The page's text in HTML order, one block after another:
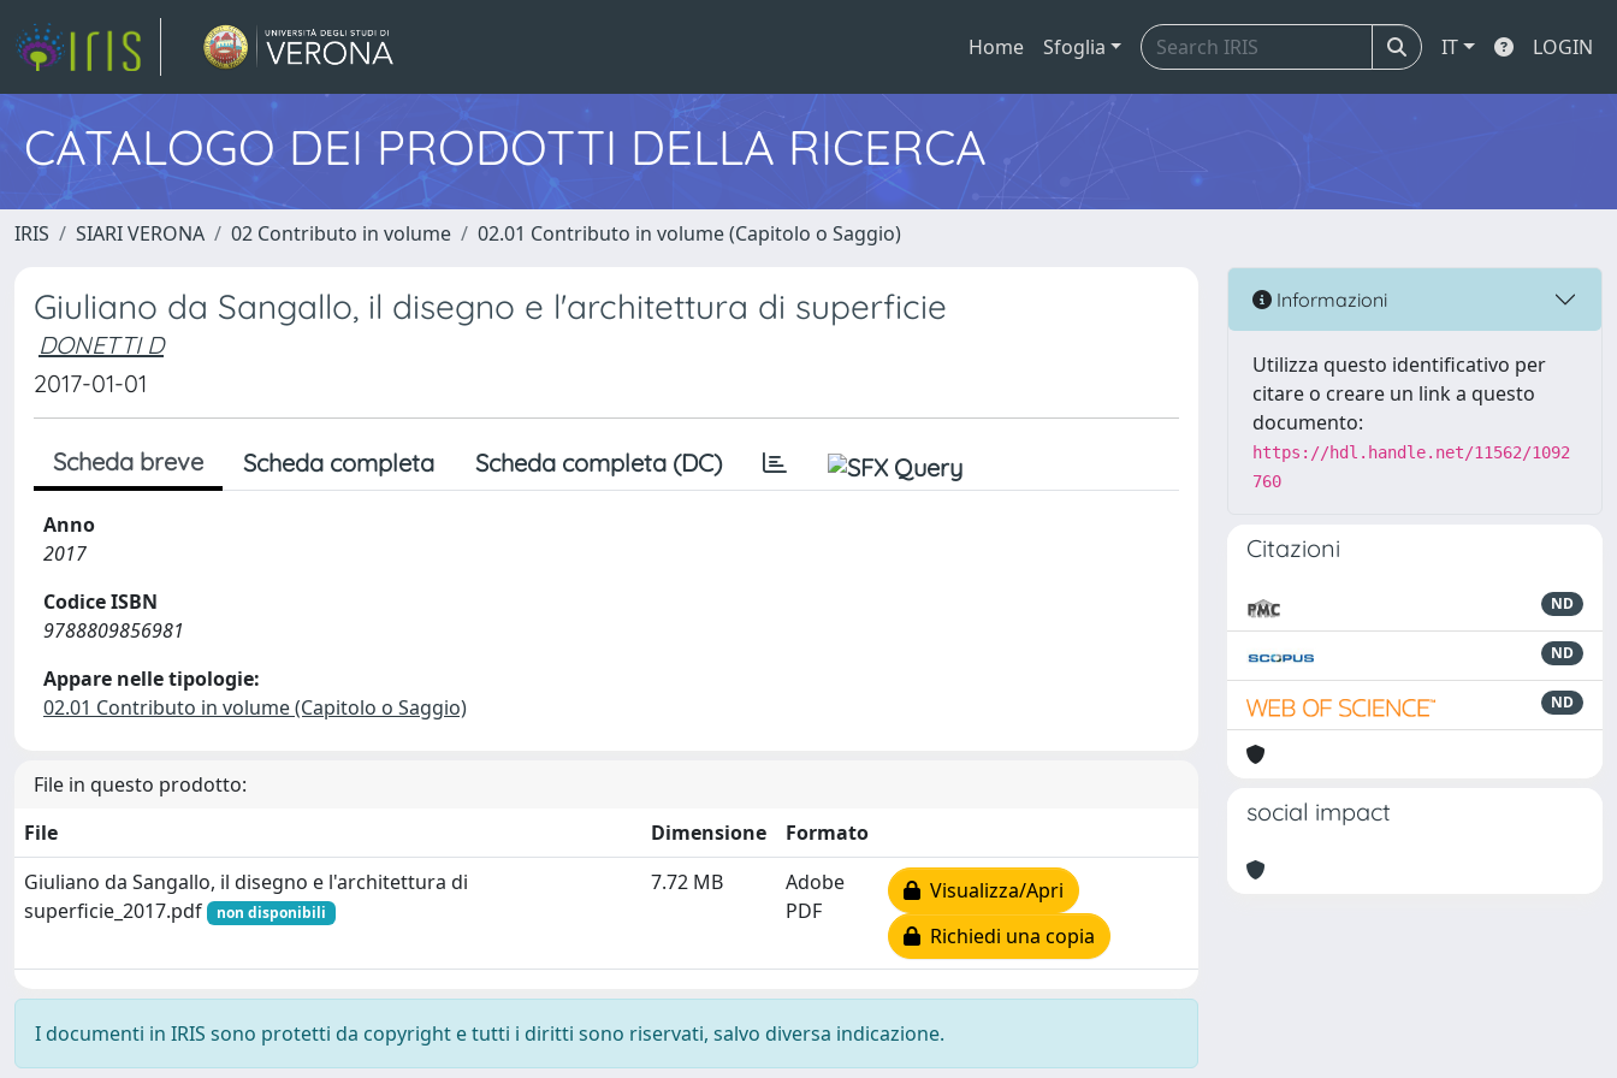
Home Sfoglia IT LOGIN
CATALOGO DEI PRODOTTI DELLA RICERCA
IRIS SIARI VERONA 02 Contributo in volume 02.01 Contributo in volume (Capitolo o Saggio)
Giuliano da Sangallo, il disegno e l'architettura di superficie
DONETTI D
2017-01-01
Scheda breve Scheda completa Scheda completa (DC)
Anno
2017
Codice ISBN
9788809856981
Appare nelle tipologie:
02.01 Contributo in volume (Capitolo o Saggio)
File in questo prodotto:
File
Dimensione
Formato
Giuliano da Sangallo, il disegno e l'architettura di
superficie_2017.pdf
non disponibili
7.72 MB
Adobe
PDF
Visualizza/Apri
Richiedi una copia
I documenti in IRIS sono protetti da copyright e tutti i diritti sono riservati, salvo diversa indicazione.
Informazioni
Utilizza questo identificativo per
citare o creare un link a questo
documento:
https://hdl.handle.net/11562/1092
760
Citazioni
ND
ND
ND
social impact